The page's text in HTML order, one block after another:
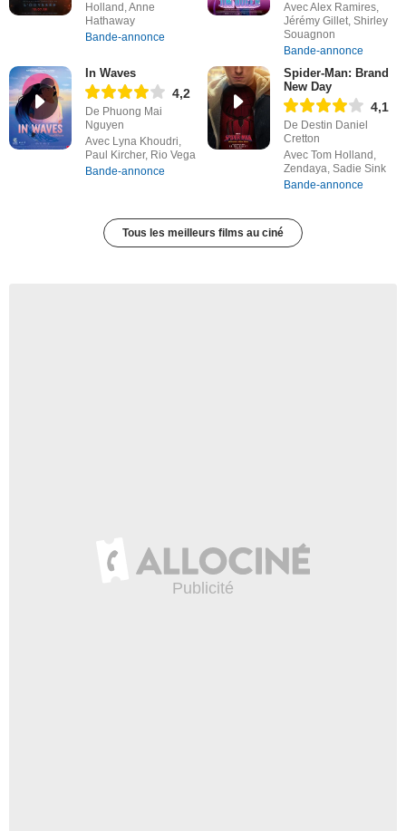
Holland, Anne
Hathaway
Bande-annonce
Avec Alex Ramires,
Jérémy Gillet, Shirley
Souagnon
Bande-annonce
In Waves
4,2
De Phuong Mai
Nguyen
Avec Lyna Khoudri,
Paul Kircher, Rio Vega
Bande-annonce
Spider-Man: Brand
New Day
4,1
De Destin Daniel
Cretton
Avec Tom Holland,
Zendaya, Sadie Sink
Bande-annonce
Tous les meilleurs films au ciné